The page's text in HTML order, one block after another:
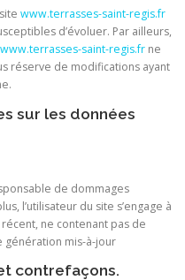
www.terrasses-saint-regis.fr
d’évoluer. Par ailleurs,
www.terrasses-saint-regis.fr ne
réserve de modifications ayant
sur les données
de dommages
l’utilisateur du site s’engage à
ne contenant pas de
génération mis-à-jour
contrefaçons.